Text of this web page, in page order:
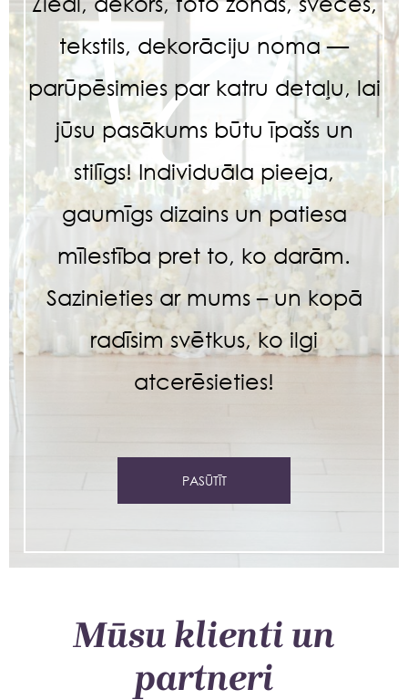
tekstils, dekorāciju noma —
parūpēsimies par katru detaļu, lai
jūsu pasākums būtu īpašs un
stilīgs! Individuāla pieeja,
gaumīgs dizains un patiesa
mīlestība pret to, ko darām.
Sazinieties ar mums – un kopā
radīsim svētkus, ko ilgi
atcerēsieties!
PASŪTĪT
Mūsu klienti un
partneri